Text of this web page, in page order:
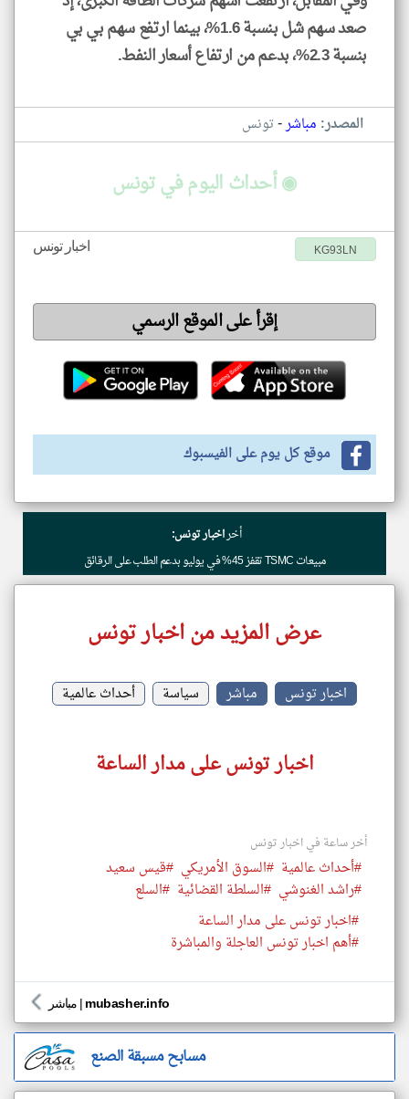
صعد سهم شل بنسبة 1.6%، بينما ارتفع سهم بي بي
بنسبة 2.3%، بدعم من ارتفاع أسعار النفط.
المصدر: مباشر-تونس
◉ أحداث اليوم في تونس
اخبار تونس KG93LN
إقرأ على الموقع الرسمي
موقع كل يوم على الفيسبوك
أخراخبار تونس:
مبيعات TSMC تقفز 45% في يوليو بدعم الطلب على الرقائق
عرض المزيد من اخبار تونس
اخبار تونس مباشر سياسة أحداث عالمية
اخبار تونس على مدار الساعة
أخر ساعة في اخبار تونس
#أحداث عالمية #السوق الأمريكي #قيس سعيد
#راشد الغنوشي #السلطة القضائية #السلع
#اخبار تونس على مدار الساعة
#أهم اخبار تونس العاجلة والمباشرة
مباشر | mubasher.info
مسابح مسبقة الصنع